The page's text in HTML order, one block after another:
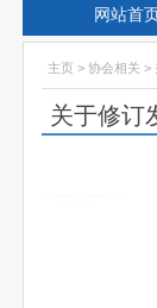
网站首
主页 > 协会相关 >
关于修订